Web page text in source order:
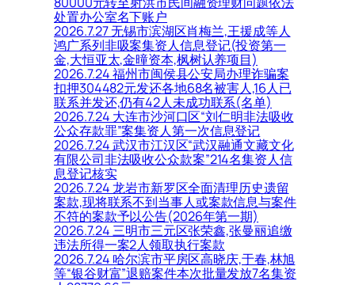
处置办公室名下账户
2026.7.27 无锡市滨湖区肖梅兰,王援成等人
鸿广系列非吸案集资人信息登记(投资第一
金,大恒亚太,金曈资本,枫树认养项目)
2026.7.24 福州市闽侯县公安局办理诈骗案
扣押304482元发还各地68名被害人,16人已
联系并发还,仍有42人未成功联系(名单)
2026.7.24 大连市沙河口区“刘仁明非法吸收
公众存款罪”案集资人第一次信息登记
2026.7.24 武汉市江汉区“武汉融通文藏文化
有限公司非法吸收公众款案”214名集资人信
息登记核实
2026.7.24 龙岩市新罗区全面清理历史遗留
案款,现将联系不到当事人或案款信息与案件
不符的案款予以公告(2026年第一期)
2026.7.24 三明市三元区张荣鑫,张曼丽追缴
违法所得一案2人领取执行案款
2026.7.24 哈尔滨市平房区高晓庆,于春,林旭
等“银谷财富”退赔案件本次批量发放7名集资